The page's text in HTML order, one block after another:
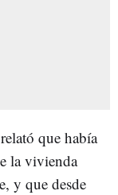
que había
la vivienda
y que desde